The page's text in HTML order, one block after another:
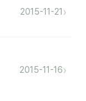
2015-11-21 ›
2015-11-16›